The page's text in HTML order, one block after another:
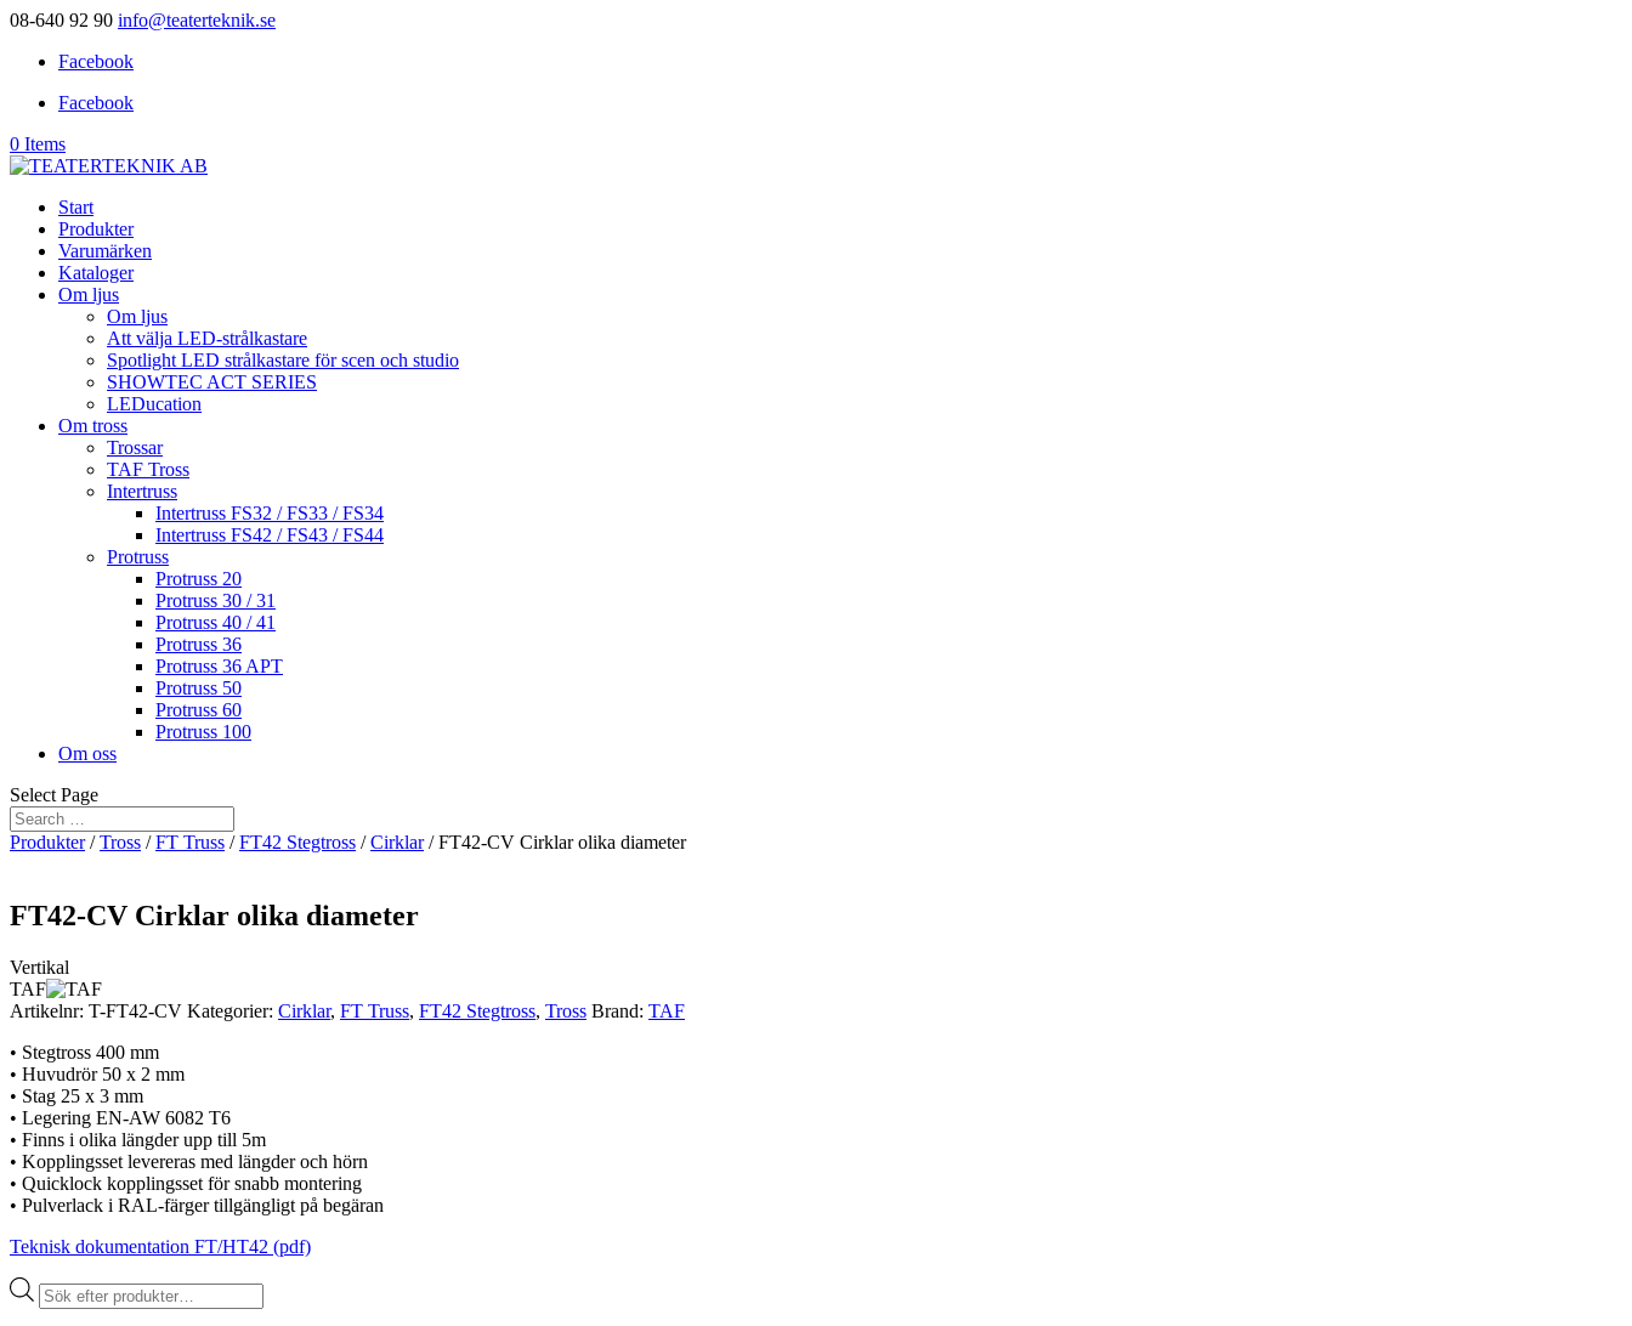
08-640 92 90 info@teaterteknik.se
Facebook
Facebook
0 Items
Start
Produkter
Varumärken
Kataloger
Om ljus
Om ljus
Att välja LED-strålkastare
Spotlight LED strålkastare för scen och studio
SHOWTEC ACT SERIES
LEDucation
Om tross
Trossar
TAF Tross
Intertruss
Intertruss FS32 / FS33 / FS34
Intertruss FS42 / FS43 / FS44
Protruss
Protruss 20
Protruss 30 / 31
Protruss 40 / 41
Protruss 36
Protruss 36 APT
Protruss 50
Protruss 60
Protruss 100
Om oss
Select Page
Produkter/Tross /FT Truss /FT42 Stegtross /Cirklar/ FT42-CV Cirklar olika diameter
FT42-CV Cirklar olika diameter
Vertikal
TAF
Artikelnr: T-FT42-CV Kategorier: Cirklar, FT Truss, FT42 Stegtross, Tross Brand: TAF
• Stegtross 400 mm
• Huvudrör 50 x 2 mm
• Stag 25 x 3 mm
• Legering EN-AW 6082 T6
• Finns i olika längder upp till 5m
• Kopplingsset levereras med längder och hörn
• Quicklock kopplingsset för snabb montering
• Pulverlack i RAL-färger tillgängligt på begäran
Teknisk dokumentation FT/HT42 (pdf)
Produktsökning